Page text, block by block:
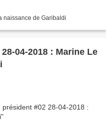
naissance de Garibaldi
04-2018 : Marine Le